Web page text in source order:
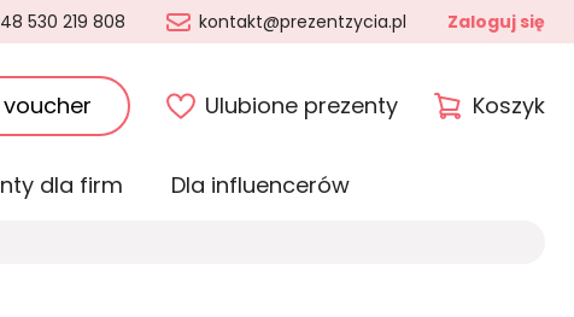
530 219 808 kontakt@prezentzycia.pl Zaloguj się
Ulubione prezenty Koszyk
dla firm Dla influencerów